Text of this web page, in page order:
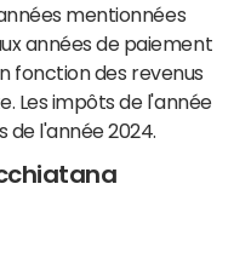
mentionnées
années de paiement
fonction des revenus
Les impôts de l'année
de l'année 2024.